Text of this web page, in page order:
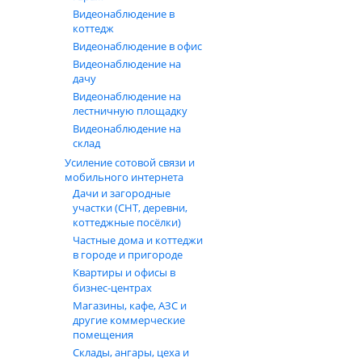
Вес - 350 г.
Особенности модели
Высокая чувствительность;
Широкая зона сканирования;
Селекция по размерам объекта;
Полная автоматическая настройка;
Возможность ручной настройки;
Высокая помехоустойчивость;
Ударопрочный корпус из пластика ABS+PC;
Автоматическое отключение питания;
Обнаружение всех видов металлов, их сплавов и
Звуковая, световая, бесшумная индикация;
Пропорциональная индикация разряда батареи;
Низкое энергопотребление;
Широкий диапазон рабочих температур;
Эргономичная конструкция;
Модульное зарядное устройство, с возможностью
Видеонаблюдение в
коттедж
Видеонаблюдение в офис
Видеонаблюдение на
дачу
Видеонаблюдение на
лестничную площадку
Видеонаблюдение на
склад
Усиление сотовой связи и
мобильного интернета
Дачи и загородные
участки (СНТ, деревни,
коттеджные посёлки)
Частные дома и коттеджи
в городе и пригороде
Квартиры и офисы в
бизнес‑центрах
Магазины, кафе, АЗС и
другие коммерческие
помещения
Склады, ангары, цеха и